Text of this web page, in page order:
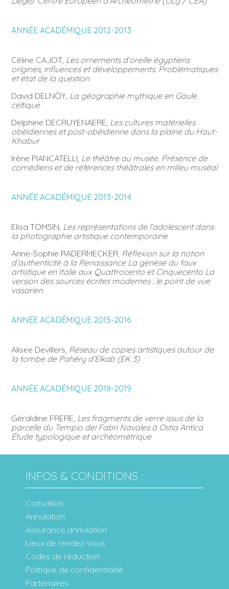
ANNÉE ACADÉMIQUE 2012-2013
Céline CAJOT, Les ornements d’oreille égyptiens
origines, influences et développements. Problématiques
et état de la question
David DELNÖY, La géographie mythique en Gaule
celtique
Delphine DECRUYENAERE, Les cultures matérielles
obéidiennes et post-obéidienne dans la plaine du Haut-
Khabur
Irène PIANCATELLI, Le théâtre au musée. Présence de
comédiens et de références théâtrales en milieu muséal
ANNÉE ACADÉMIQUE 2013-2014
Elisa TOMSIN, Les représentations de l’adolescent dans
la photographie artistique contemporaine
Anne-Sophie RADERMECKER, Réflexion sur la notion
d’authenticité à la Renaissance La genèse du faux
artistique en Italie aux Quattrocento et Cinquecento La
version des sources écrites modernes : le point de vue
vasarien
ANNÉE ACADÉMIQUE 2015-2016
Alisee Devillers, Réseau de copies artistiques autour de
la tombe de Pahéry d’Elkab (EK 3)
ANNÉE ACADÉMIQUE 2018-2019
Géraldine FRERE, Les fragments de verre issus de la
parcelle du Tempio dei Fabri Navales à Ostia Antica
Étude typologique et archéométrique
INFOS & CONDITIONS :
Cotisation
Annulation
Assurance annulation
Lieux de rendez-vous
Codes de réduction
Politique de confidentialité
Partenaires